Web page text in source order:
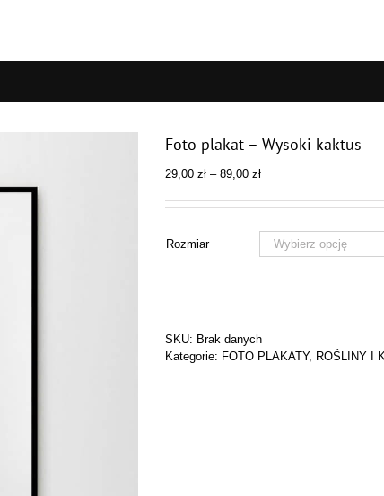
Foto plakat – Wysoki kaktus
29,00 zł – 89,00 złZakres
od
89,00 zł
Rozmiar
SKU: Brak danych
Kategorie: FOTO PLAKATY, ROŚLINY I